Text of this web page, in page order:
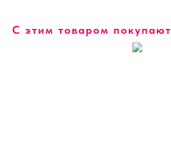
С этим товаром покупают